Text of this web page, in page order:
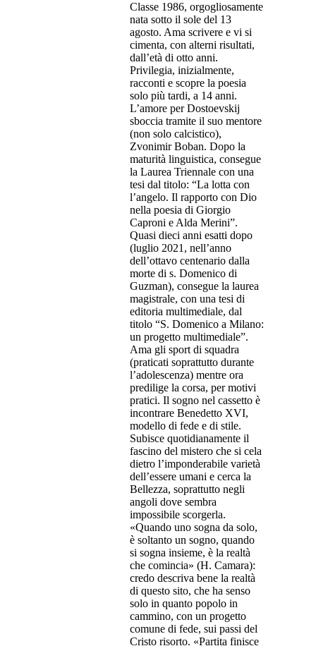
Classe 1986, orgogliosamente
nata sotto il sole del 13
agosto. Ama scrivere e vi si
cimenta, con alterni risultati,
dall’età di otto anni.
Privilegia, inizialmente,
racconti e scopre la poesia
solo più tardi, a 14 anni.
L’amore per Dostoevskij
sboccia tramite il suo mentore
(non solo calcistico),
Zvonimir Boban. Dopo la
maturità linguistica, consegue
la Laurea Triennale con una
tesi dal titolo: “La lotta con
l’angelo. Il rapporto con Dio
nella poesia di Giorgio
Caproni e Alda Merini”.
Quasi dieci anni esatti dopo
(luglio 2021, nell’anno
dell’ottavo centenario dalla
morte di s. Domenico di
Guzman), consegue la laurea
magistrale, con una tesi di
editoria multimediale, dal
titolo “S. Domenico a Milano:
un progetto multimediale”.
Ama gli sport di squadra
(praticati soprattutto durante
l’adolescenza) mentre ora
predilige la corsa, per motivi
pratici. Il sogno nel cassetto è
incontrare Benedetto XVI,
modello di fede e di stile.
Subisce quotidianamente il
fascino del mistero che si cela
dietro l’imponderabile varietà
dell’essere umani e cerca la
Bellezza, soprattutto negli
angoli dove sembra
impossibile scorgerla.
«Quando uno sogna da solo,
è soltanto un sogno, quando
si sogna insieme, è la realtà
che comincia» (H. Camara):
credo descriva bene la realtà
di questo sito, che ha senso
solo in quanto popolo in
cammino, con un progetto
comune di fede, sui passi del
Cristo risorto. «Partita finisce